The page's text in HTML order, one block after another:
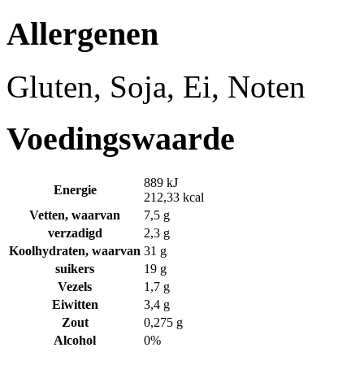
Allergenen
Gluten, Soja, Ei, Noten
Voedingswaarde
Energie
889 kJ
212,33 kcal
Vetten, waarvan
7,5 g
verzadigd
2,3 g
Koolhydraten, waarvan 31 g
suikers
19 g
Vezels
1,7 g
Eiwitten
3,4 g
Zout
0,275 g
Alcohol
0%